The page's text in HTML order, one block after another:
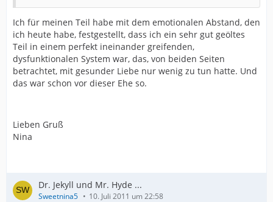
Ich für meinen Teil habe mit dem emotionalen Abstand, den
ich heute habe, festgestellt, dass ich ein sehr gut geöltes
Teil in einem perfekt ineinander greifenden,
dysfunktionalen System war, das, von beiden Seiten
betrachtet, mit gesunder Liebe nur wenig zu tun hatte. Und
das war schon vor dieser Ehe so.
Lieben Gruß
Nina
Dr. Jekyll und Mr. Hyde ...
Sweetnina5 10. Juli 2011 um 22:58